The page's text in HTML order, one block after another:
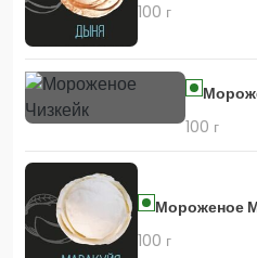
100 г
100 г
Мороженое
100 г